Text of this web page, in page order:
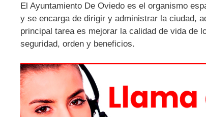
El Ayuntamiento De Oviedo es el organismo
y se encarga de dirigir y administrar la ciudad,
principal tarea es mejorar la calidad de vida de
seguridad, orden y beneficios.